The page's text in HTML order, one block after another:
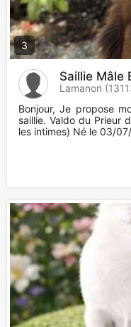
3
Saillie Mâle
Lamanon
Bonjour, Je propose
saillie. Valdo du Prieur
les intimes) Né le 03/